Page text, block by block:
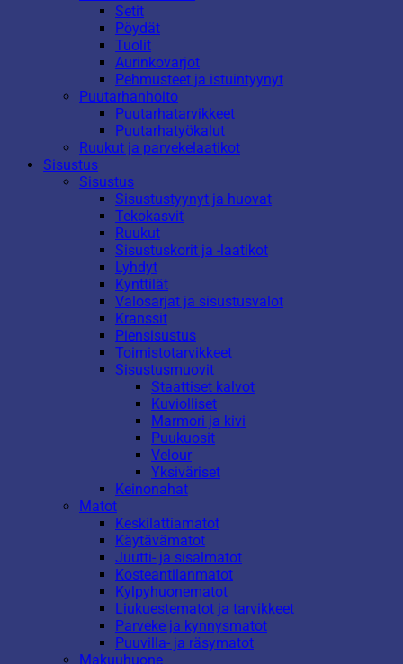
Setit
Pöydät
Tuolit
Aurinkovarjot
Pehmusteet ja istuintyynyt
Puutarhanhoito
Puutarhatarvikkeet
Puutarhatyökalut
Ruukut ja parvekelaatikot
Sisustus
Sisustus
Sisustustyynyt ja huovat
Tekokasvit
Ruukut
Sisustuskorit ja -laatikot
Lyhdyt
Kynttilät
Valosarjat ja sisustusvalot
Kranssit
Piensisustus
Toimistotarvikkeet
Sisustusmuovit
Staattiset kalvot
Kuviolliset
Marmori ja kivi
Puukuosit
Velour
Yksiväriset
Keinonahat
Matot
Keskilattiamatot
Käytävämatot
Juutti- ja sisalmatot
Kosteantilanmatot
Kylpyhuonematot
Liukuestematot ja tarvikkeet
Parveke ja kynnysmatot
Puuvilla- ja räsymatot
Makuuhuone